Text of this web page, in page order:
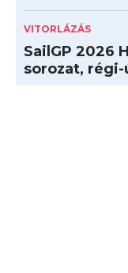
VITORLÁZÁS
SailGP 2026
sorozat,